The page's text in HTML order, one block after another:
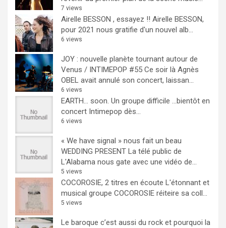
7 views
Airelle BESSON , essayez !! Airelle BESSON,
pour 2021 nous gratifie d'un nouvel alb...
6 views
JOY : nouvelle planète tournant autour de
Venus / INTIMEPOP #55 Ce soir là Agnès
OBEL avait annulé son concert, laissan...
6 views
EARTH… soon. Un groupe difficile ...bientôt en
concert Intimepop dès...
6 views
« We have signal » nous fait un beau
WEDDING PRESENT La télé public de
L'Alabama nous gate avec une vidéo de...
5 views
COCOROSIE, 2 titres en écoute L'étonnant et
musical groupe COCOROSIE réiteire sa coll...
5 views
Le baroque c’est aussi du rock et pourquoi la